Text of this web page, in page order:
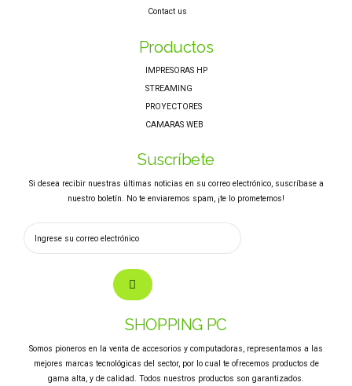
Contact us
Productos
IMPRESORAS HP
STREAMING
PROYECTORES
CAMARAS WEB
Suscríbete
Si desea recibir nuestras últimas noticias en su correo electrónico, suscríbase a
nuestro boletín. No te enviaremos spam, ¡te lo prometemos!
SHOPPING PC
Somos pioneros en la venta de accesorios y computadoras, representamos a las
mejores marcas tecnológicas del sector, por lo cual te ofrecemos productos de
gama alta, y de calidad. Todos nuestros productos son garantizados.